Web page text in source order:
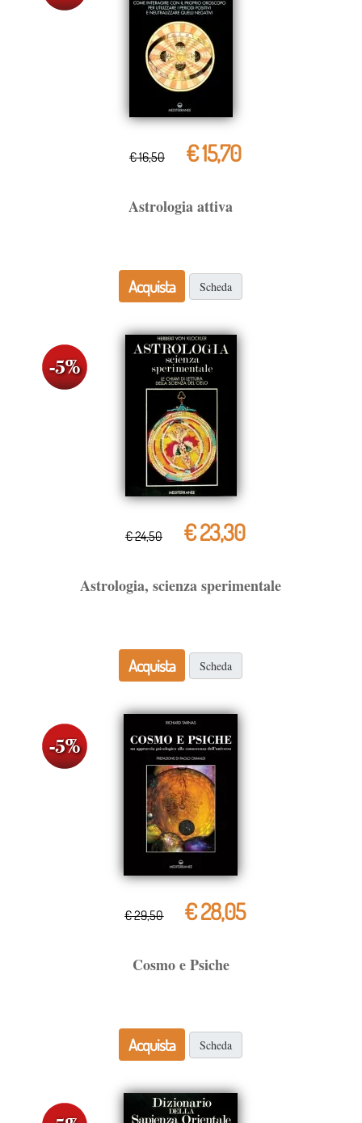
€ 16,50 € 15,70
Astrologia attiva
Acquista Scheda
€ 24,50 € 23,30
Astrologia, scienza sperimentale
Acquista Scheda
€ 29,50 € 28,05
Cosmo e Psiche
Acquista Scheda